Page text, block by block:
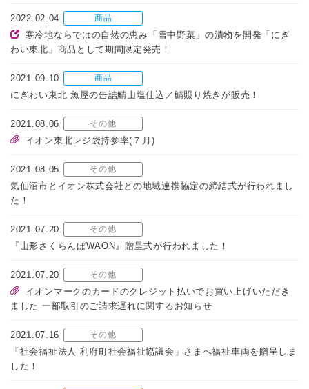
2022.02.04 商品
寒冷地ならではの自然の恵み「雪中野菜」の漬物を開発「にぎ
わい東北」商品として期間限定発売！
2021.09.10 商品
にぎわい東北 魚屋の缶詰鯖山塩仕込／鯖照り焼きが販売！
2021.08.06 その他
イオン東北レジ袋持参率(７月)
2021.08.05 その他
気仙沼市とイオン株式会社との地域連携協定の締結式が行われまし
た！
2021.07.20 その他
『山形さくらんぼWAON』贈呈式が行われました！
2021.07.20 その他
イオンマークのカードのクレジット払いでお買い上げいただき
ました 一部取引のご請求遅れに関するお知らせ
2021.07.16 その他
「社会福祉法人 利府町社会福祉協議会」さまへ福祉車両を贈呈しま
した！